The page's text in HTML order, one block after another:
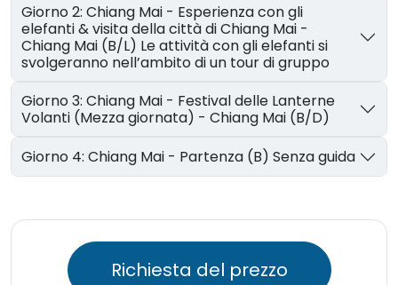
Giorno 2: Chiang Mai - Esperienza con gli
elefanti & visita della città di Chiang Mai -
Chiang Mai (B/L) Le attività con gli elefanti si
svolgeranno nell’ambito di un tour di gruppo
Giorno 3: Chiang Mai - Festival delle Lanterne
Volanti (Mezza giornata) - Chiang Mai (B/D)
Giorno 4: Chiang Mai - Partenza (B) Senza guida
Richiesta del prezzo